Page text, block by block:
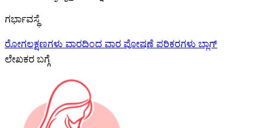
ಗರ್ಭಾವಸ್ಥೆ
ರೋಗಲಕ್ಷಣಗಳು ವಾರದಿಂದ ವಾರ ಪೋಷಣೆ ಪರಿಕರಗಳು ಬ್ಲಾಗ್
ಲೇಖಕರ ಬಗ್ಗೆ